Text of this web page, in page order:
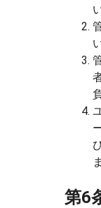
第6